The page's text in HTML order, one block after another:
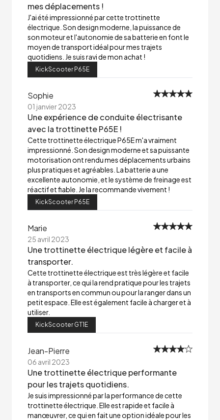
mes déplacements !
J'ai été impressionné par cette trottinette
électrique. Son design moderne, la puissance de
son moteur et l'autonomie de sa batterie en font le
moyen de transport idéal pour mes trajets
quotidiens. Je suis ravi de mon achat !
KickScooter P65E
Sophie
01 janvier 2023
Une expérience de conduite électrisante
avec la trottinette P65E !
Cette trottinette électrique P65E m'a vraiment
impressionné. Son design moderne et sa puissante
motorisation ont rendu mes déplacements urbains
plus pratiques et agréables. La batterie a une
excellente autonomie, et le système de freinage est
réactif et fiable. Je la recommande vivement !
KickScooter P65E
Marie
25 avril 2023
Une trottinette électrique légère et facile à
transporter.
Cette trottinette électrique est très légère et facile
à transporter, ce qui la rend pratique pour les trajets
en transports en commun ou pour la ranger dans un
petit espace. Elle est également facile à charger et à
utiliser.
KickScooter GT1E
Jean-Pierre
06 avril 2023
Une trottinette électrique performante
pour les trajets quotidiens.
Je suis impressionné par la performance de cette
trottinette électrique. Elle est rapide et facile à
manœuvrer, ce qui en fait une option idéale pour les